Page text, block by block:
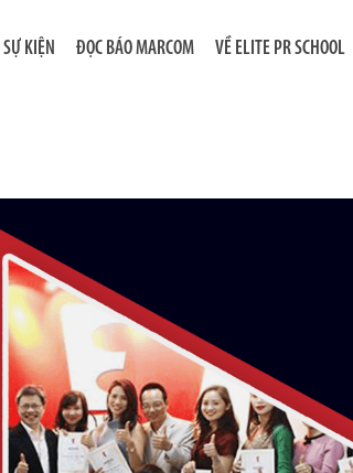
SỰ KIỆN ĐỌC BÁO MARCOM VỀ ELITE PR SCHOOL